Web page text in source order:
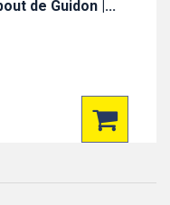
de Guidon |...